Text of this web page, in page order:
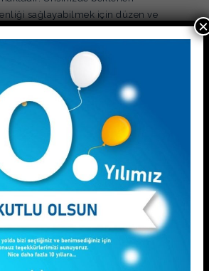
sağlayabilmek için düzen ve
konuların başında gelmektedir. Bizim
şirketinden yardım alarak
ofisinizi uzman kişilere
NEXT
×